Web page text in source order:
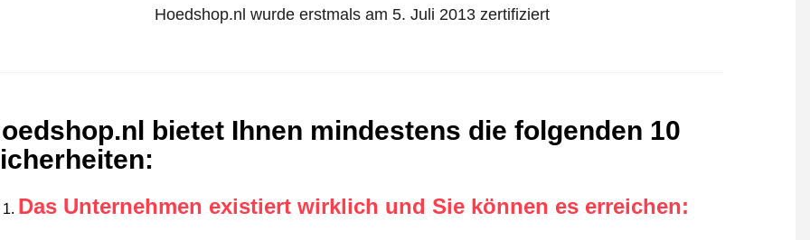
Hoedshop.nl wurde erstmals am 5. Juli 2013 zertifiziert
bietet Ihnen mindestens die folgenden 10
:
Das Unternehmen existiert wirklich und Sie können es erreichen: